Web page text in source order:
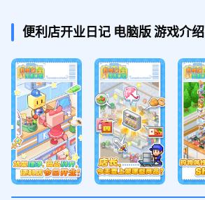
便利店开业日记 电脑版游戏介绍